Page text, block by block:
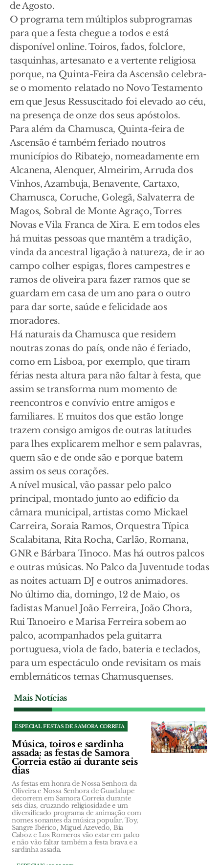
de Agosto.
O programa tem múltiplos subprogramas
para que a festa chegue a todos e está
disponível online. Toiros, fados, folclore,
tasquinhas, artesanato e a vertente religiosa
porque, na Quinta-Feira da Ascensão celebra-
se o momento relatado no Novo Testamento
em que Jesus Ressuscitado foi elevado ao céu,
na presença de onze dos seus apóstolos.
Para além da Chamusca, Quinta-feira de
Ascensão é também feriado noutros
municípios do Ribatejo, nomeadamente em
Alcanena, Alenquer, Almeirim, Arruda dos
Vinhos, Azambuja, Benavente, Cartaxo,
Chamusca, Coruche, Golegã, Salvaterra de
Magos, Sobral de Monte Agraço, Torres
Novas e Vila Franca de Xira. E em todos eles
há muitas pessoas que mantêm a tradição,
vinda da ancestral ligação à natureza, de ir ao
campo colher espigas, flores campestres e
ramos de oliveira para fazer ramos que se
guardam em casa de um ano para o outro
para dar sorte, saúde e felicidade aos
moradores.
Há naturais da Chamusca que residem
noutras zonas do país, onde não é feriado,
como em Lisboa, por exemplo, que tiram
férias nesta altura para não faltar à festa, que
assim se transforma num momento de
reencontros e convívio entre amigos e
familiares. E muitos dos que estão longe
trazem consigo amigos de outras latitudes
para lhes explicarem melhor e sem palavras,
quem são e de onde são e porque batem
assim os seus corações.
A nível musical, vão passar pelo palco
principal, montado junto ao edifício da
câmara municipal, artistas como Mickael
Carreira, Soraia Ramos, Orquestra Típica
Scalabitana, Rita Rocha, Carlão, Romana,
GNR e Bárbara Tinoco. Mas há outros palcos
e outras músicas. No Palco da Juventude todas
as noites actuam DJ e outros animadores.
No último dia, domingo, 12 de Maio, os
fadistas Manuel João Ferreira, João Chora,
Rui Tanoeiro e Marisa Ferreira sobem ao
palco, acompanhados pela guitarra
portuguesa, viola de fado, bateria e teclados,
para um espectáculo onde revisitam os mais
emblemáticos temas Chamusquenses.
Mais Notícias
ESPECIAL FESTAS DE SAMORA CORREIA
Música, toiros e sardinha
assada: as festas de Samora
Correia estão aí durante seis
dias
As festas em honra de Nossa Senhora da
Oliveira e Nossa Senhora de Guadalupe
decorrem em Samora Correia durante
seis dias, cruzando religiosidade e um
diversificado programa de animação com
nomes sonantes da música popular. Toy,
Sangre Ibérico, Miguel Azevedo, Bia
Caboz e Los Romeros vão estar em palco
e não vão faltar também a festa brava e a
sardinha assada.